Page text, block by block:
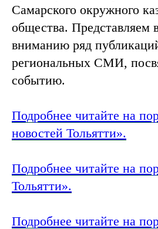
Самарского окружного
общества. Представляем
вниманию ряд
региональных СМИ,
событию.
Подробнее читайте на
новостей Тольятти».
Подробнее читайте на
Тольятти».
Подробнее читайте на